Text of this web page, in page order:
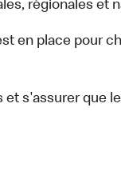
régionales et
en place pour
s'assurer que